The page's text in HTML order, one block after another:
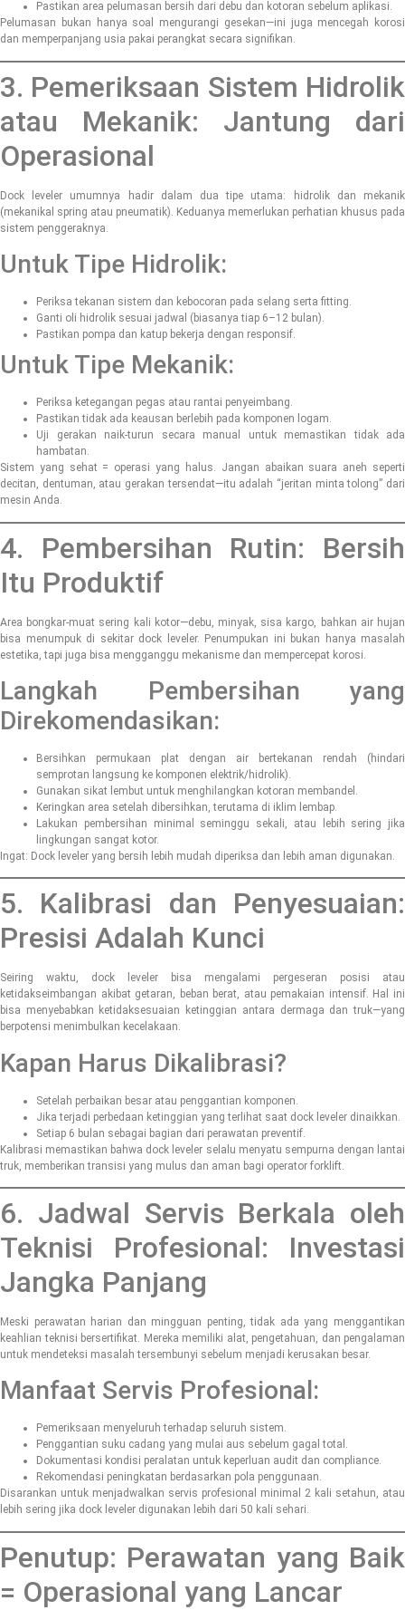
Pastikan area pelumasan bersih dari debu dan kotoran sebelum aplikasi.
Pelumasan bukan hanya soal mengurangi gesekan—ini juga mencegah korosi
dan memperpanjang usia pakai perangkat secara signifikan.
3. Pemeriksaan Sistem Hidrolik
atau Mekanik: Jantung dari
Operasional
Dock leveler umumnya hadir dalam dua tipe utama: hidrolik dan mekanik
(mekanikal spring atau pneumatik). Keduanya memerlukan perhatian khusus pada
sistem penggeraknya.
Untuk Tipe Hidrolik:
Periksa tekanan sistem dan kebocoran pada selang serta fitting.
Ganti oli hidrolik sesuai jadwal (biasanya tiap 6–12 bulan).
Pastikan pompa dan katup bekerja dengan responsif.
Untuk Tipe Mekanik:
Periksa ketegangan pegas atau rantai penyeimbang.
Pastikan tidak ada keausan berlebih pada komponen logam.
Uji gerakan naik-turun secara manual untuk memastikan tidak ada
hambatan.
Sistem yang sehat = operasi yang halus. Jangan abaikan suara aneh seperti
decitan, dentuman, atau gerakan tersendat—itu adalah “jeritan minta tolong” dari
mesin Anda.
4. Pembersihan Rutin: Bersih
Itu Produktif
Area bongkar-muat sering kali kotor—debu, minyak, sisa kargo, bahkan air hujan
bisa menumpuk di sekitar dock leveler. Penumpukan ini bukan hanya masalah
estetika, tapi juga bisa mengganggu mekanisme dan mempercepat korosi.
Langkah Pembersihan yang
Direkomendasikan:
Bersihkan permukaan plat dengan air bertekanan rendah (hindari
semprotan langsung ke komponen elektrik/hidrolik).
Gunakan sikat lembut untuk menghilangkan kotoran membandel.
Keringkan area setelah dibersihkan, terutama di iklim lembap.
Lakukan pembersihan minimal seminggu sekali, atau lebih sering jika
lingkungan sangat kotor.
Ingat: Dock leveler yang bersih lebih mudah diperiksa dan lebih aman digunakan.
5. Kalibrasi dan Penyesuaian:
Presisi Adalah Kunci
Seiring waktu, dock leveler bisa mengalami pergeseran posisi atau
ketidakseimbangan akibat getaran, beban berat, atau pemakaian intensif. Hal ini
bisa menyebabkan ketidaksesuaian ketinggian antara dermaga dan truk—yang
berpotensi menimbulkan kecelakaan.
Kapan Harus Dikalibrasi?
Setelah perbaikan besar atau penggantian komponen.
Jika terjadi perbedaan ketinggian yang terlihat saat dock leveler dinaikkan.
Setiap 6 bulan sebagai bagian dari perawatan preventif.
Kalibrasi memastikan bahwa dock leveler selalu menyatu sempurna dengan lantai
truk, memberikan transisi yang mulus dan aman bagi operator forklift.
6. Jadwal Servis Berkala oleh
Teknisi Profesional: Investasi
Jangka Panjang
Meski perawatan harian dan mingguan penting, tidak ada yang menggantikan
keahlian teknisi bersertifikat. Mereka memiliki alat, pengetahuan, dan pengalaman
untuk mendeteksi masalah tersembunyi sebelum menjadi kerusakan besar.
Manfaat Servis Profesional:
Pemeriksaan menyeluruh terhadap seluruh sistem.
Penggantian suku cadang yang mulai aus sebelum gagal total.
Dokumentasi kondisi peralatan untuk keperluan audit dan compliance.
Rekomendasi peningkatan berdasarkan pola penggunaan.
Disarankan untuk menjadwalkan servis profesional minimal 2 kali setahun, atau
lebih sering jika dock leveler digunakan lebih dari 50 kali sehari.
Penutup: Perawatan yang Baik
= Operasional yang Lancar